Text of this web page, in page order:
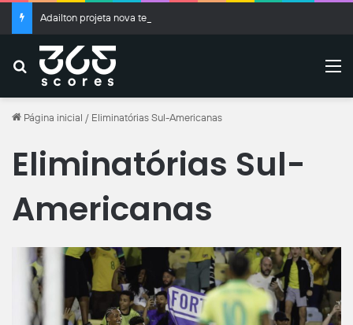
Buscar
Página inicial / Eliminatórias Sul-Americanas
Eliminatórias Sul-
Americanas